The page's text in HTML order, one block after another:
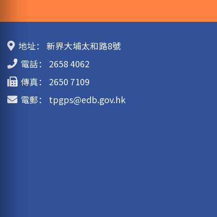
地址：
新界大埔太和路8號
電話：
2658 4062
傳真：
2650 7109
電郵：
tpgps@edb.gov.hk